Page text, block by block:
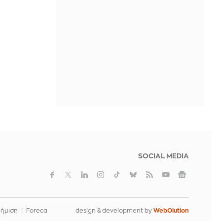
SOCIAL MEDIA
Foreca design & development by WebOlution